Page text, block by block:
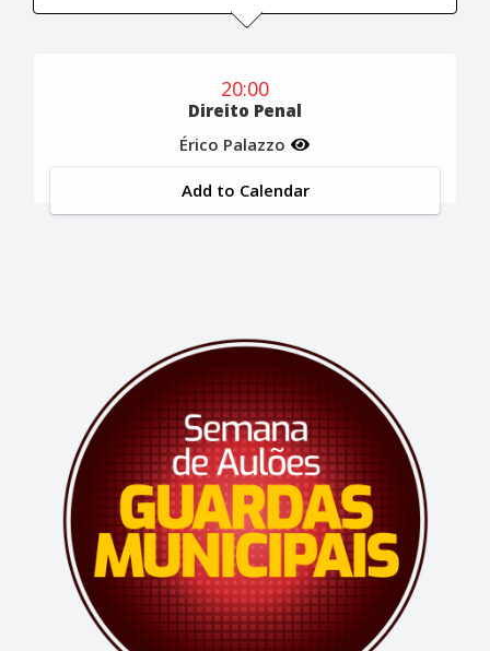
20:00
Direito Penal
Érico Palazzo
Add to Calendar